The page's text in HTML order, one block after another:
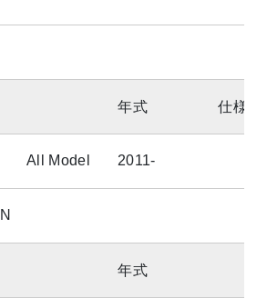
年式 仕様
All Model 2011-
年式